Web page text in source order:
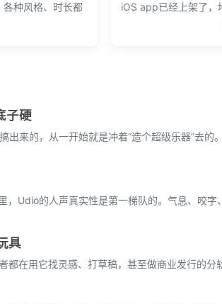
各种风格、时长都
iOS app已经上架了，
子硬
出来的，从一开始就是冲着“造个超级乐器”去的
，Udio的人声真实性是第一梯队的。气息、咬
具
在用它找灵感、打草稿，甚至做商业发行的分